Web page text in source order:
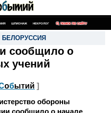
ШПИОНАЖ НЕКРОЛОГ ПОИСК ПО САЙТУ
БЕЛОРУССИЯ
сообщило о
учений
обытий ]
обороны
сообщило о начале